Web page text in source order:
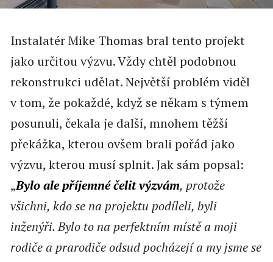
Instalatér Mike Thomas bral tento projekt
jako určitou výzvu. Vždy chtěl podobnou
rekonstrukci udělat. Největší problém viděl
v tom, že pokaždé, když se někam s týmem
posunuli, čekala je další, mnohem těžší
překážka, kterou ovšem brali pořád jako
výzvu, kterou musí splnit. Jak sám popsal:
„Bylo ale příjemné čelit výzvám, protože
všichni, kdo se na projektu podíleli, byli
inženýři. Bylo to na perfektním místě a moji
rodiče a prarodiče odsud pocházejí a my jsme se